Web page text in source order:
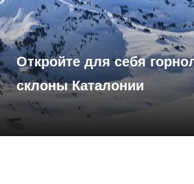
Откройте для себя
склоны Каталонии